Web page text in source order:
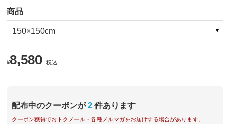
商品
150×150cm
¥8,580 税込
配布中のクーポンが 2 件あります
クーポン獲得でおトクメール・各種メルマガをお届けする場合があります。